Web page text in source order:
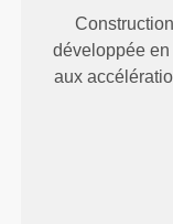
développée
aux